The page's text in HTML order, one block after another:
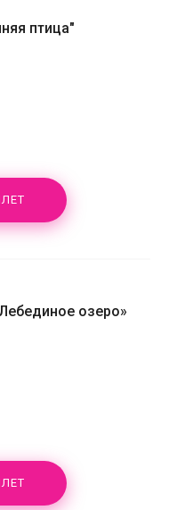
птица"
озеро»